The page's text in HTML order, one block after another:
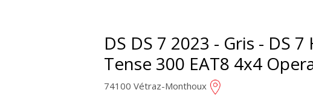
DS DS 7 2023 - Gris - DS
Tense 300 EAT8 4x4
74100 Vétraz-Monthoux